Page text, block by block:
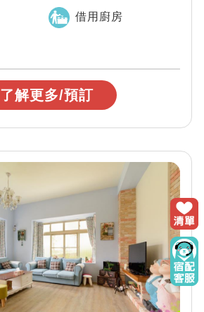
借用廚房
了解更多/預訂